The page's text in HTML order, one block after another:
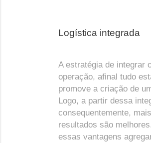
Logística integrada
A estratégia de integrar
operação, afinal tudo
promove a criação de
Logo, a partir dessa
consequentemente,
resultados são
essas vantagens